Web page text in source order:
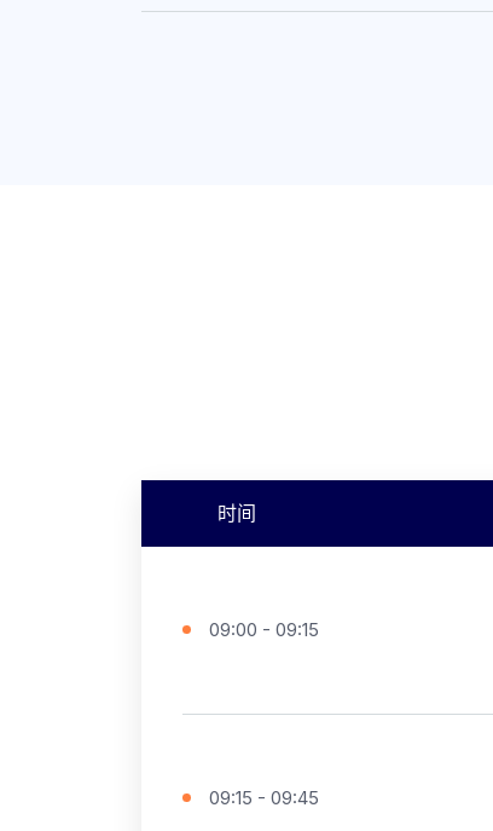
时间
09:00 - 09:15
09:15 - 09:45